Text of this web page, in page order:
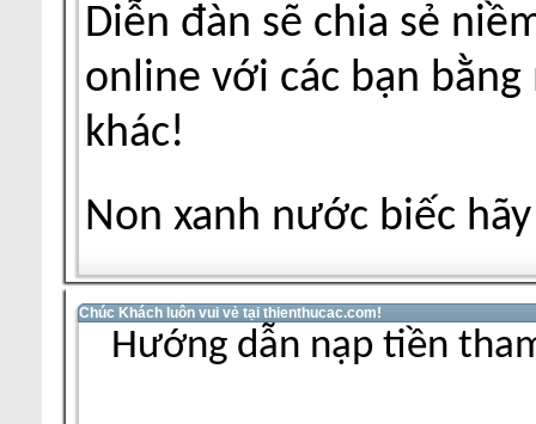
Diễn đàn sẽ chia sẻ
online với các bạn
khác!
Non xanh nước biếc
Chúc Khách luôn vui vẻ tại thienthucac.com!
Hướng dẫn nạp tiền